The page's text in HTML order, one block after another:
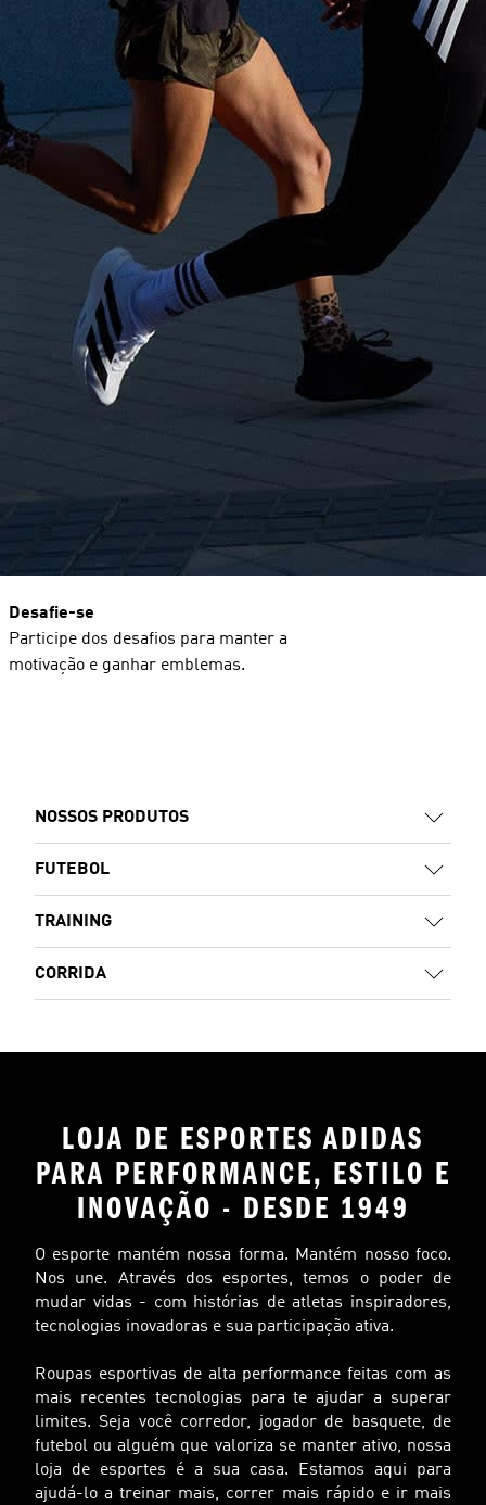
Desafie-se
Participe dos desafios para manter a
motivação e ganhar emblemas.
NOSSOS PRODUTOS
FUTEBOL
TRAINING
CORRIDA
LOJA DE ESPORTES ADIDAS
PARA PERFORMANCE, ESTILO E
INOVAÇÃO - DESDE 1949
O esporte mantém nossa forma. Mantém nosso foco.
Nos une. Através dos esportes, temos o poder de
mudar vidas - com histórias de atletas inspiradores,
tecnologias inovadoras e sua participação ativa.
Roupas esportivas de alta performance feitas com as
mais recentes tecnologias para te ajudar a superar
limites. Seja você corredor, jogador de basquete, de
futebol ou alguém que valoriza se manter ativo, nossa
loja de esportes é a sua casa. Estamos aqui para
ajudá-lo a treinar mais, correr mais rápido e ir mais